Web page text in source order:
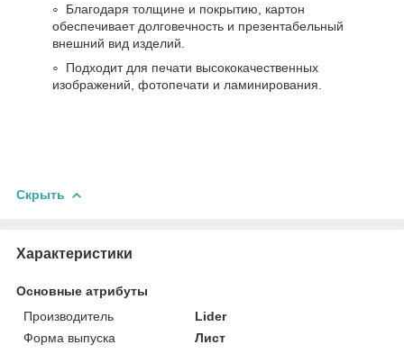
Благодаря толщине и покрытию, картон
обеспечивает долговечность и презентабельный
внешний вид изделий.
Подходит для печати высококачественных
изображений, фотопечати и ламинирования.
Скрыть
Характеристики
Основные атрибуты
Производитель
Lider
Форма выпуска
Лист